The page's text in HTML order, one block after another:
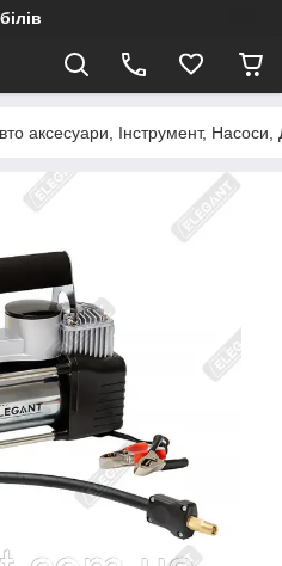
аксесуари, Інструмент, Насоси,